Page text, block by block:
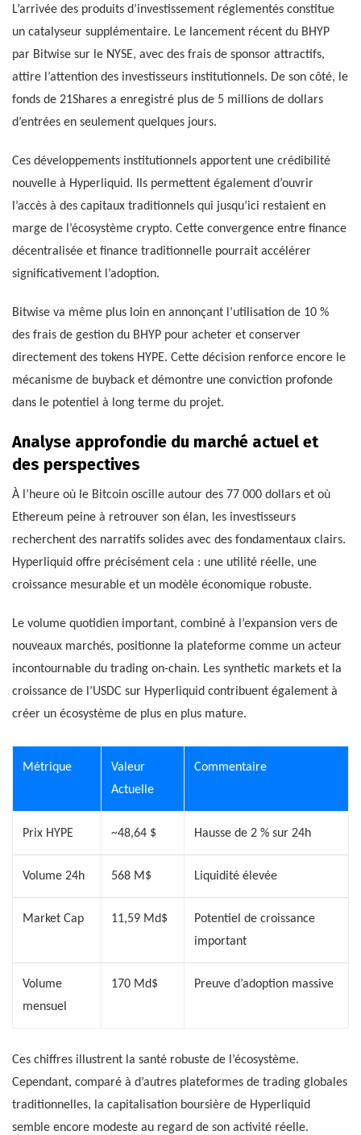
L’arrivée des produits d’investissement réglementés constitue
un catalyseur supplémentaire. Le lancement récent du BHYP
par Bitwise sur le NYSE, avec des frais de sponsor attractifs,
attire l’attention des investisseurs institutionnels. De son côté, le
fonds de 21Shares a enregistré plus de 5 millions de dollars
d’entrées en seulement quelques jours.
Ces développements institutionnels apportent une crédibilité
nouvelle à Hyperliquid. Ils permettent également d’ouvrir
l’accès à des capitaux traditionnels qui jusqu’ici restaient en
marge de l’écosystème crypto. Cette convergence entre finance
décentralisée et finance traditionnelle pourrait accélérer
significativement l’adoption.
Bitwise va même plus loin en annonçant l’utilisation de 10 %
des frais de gestion du BHYP pour acheter et conserver
directement des tokens HYPE. Cette décision renforce encore le
mécanisme de buyback et démontre une conviction profonde
dans le potentiel à long terme du projet.
Analyse approfondie du marché actuel et
des perspectives
À l’heure où le Bitcoin oscille autour des 77 000 dollars et où
Ethereum peine à retrouver son élan, les investisseurs
recherchent des narratifs solides avec des fondamentaux clairs.
Hyperliquid offre précisément cela : une utilité réelle, une
croissance mesurable et un modèle économique robuste.
Le volume quotidien important, combiné à l’expansion vers de
nouveaux marchés, positionne la plateforme comme un acteur
incontournable du trading on-chain. Les synthetic markets et la
croissance de l’USDC sur Hyperliquid contribuent également à
créer un écosystème de plus en plus mature.
Métrique
Valeur
Actuelle
Commentaire
Prix HYPE ~48,64 $ Hausse de 2 % sur 24h
Volume 24h 568 M$ Liquidité élevée
Market Cap 11,59 Md$
Potentiel de croissance
important
Volume
mensuel
170 Md$ Preuve d’adoption massive
Ces chiffres illustrent la santé robuste de l’écosystème.
Cependant, comparé à d’autres plateformes de trading globales
traditionnelles, la capitalisation boursière de Hyperliquid
semble encore modeste au regard de son activité réelle.